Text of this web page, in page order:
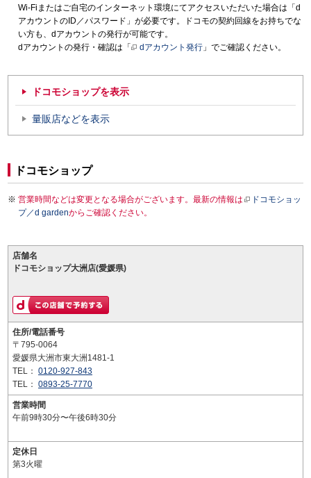
Wi-Fiまたはご自宅のインターネット環境にてアクセスいただいた場合は「d
アカウントのID／パスワード」が必要です。ドコモの契約回線をお持ちでな
い方も、dアカウントの発行が可能です。
dアカウントの発行・確認は「
dアカウント発行 」でご確認ください。
ドコモショップを表示
量販店などを表示
ドコモショップ
営業時間などは変更となる場合がございます。最新の情報は
ドコモショッ
プ／d gardenからご確認ください。
店舗名
ドコモショップ大洲店(愛媛県)
住所/電話番号
〒795-0064
愛媛県大洲市東大洲1481-1
TEL： 0120-927-843
TEL： 0893-25-7770
営業時間
午前9時30分〜午後6時30分
定休日
第3火曜